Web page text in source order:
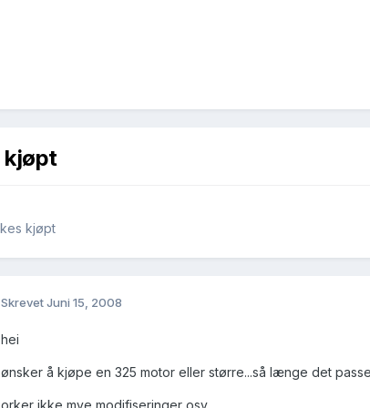
kjøpt
kjøpt
SkrevetJuni 15, 2008
hei
ønsker å kjøpe en 325 motor eller større...så længe det